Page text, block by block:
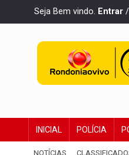
Seja Bem vindo. Entrar /
INICIAL POLÍCIA
NOTÍCIAS